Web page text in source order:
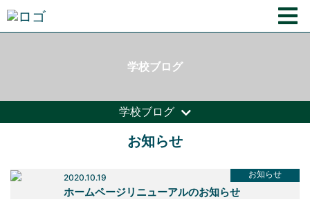
学校ブログ
学校ブログ
お知らせ
2020.10.19 お知らせ
ホームページリニューアルのお知らせ